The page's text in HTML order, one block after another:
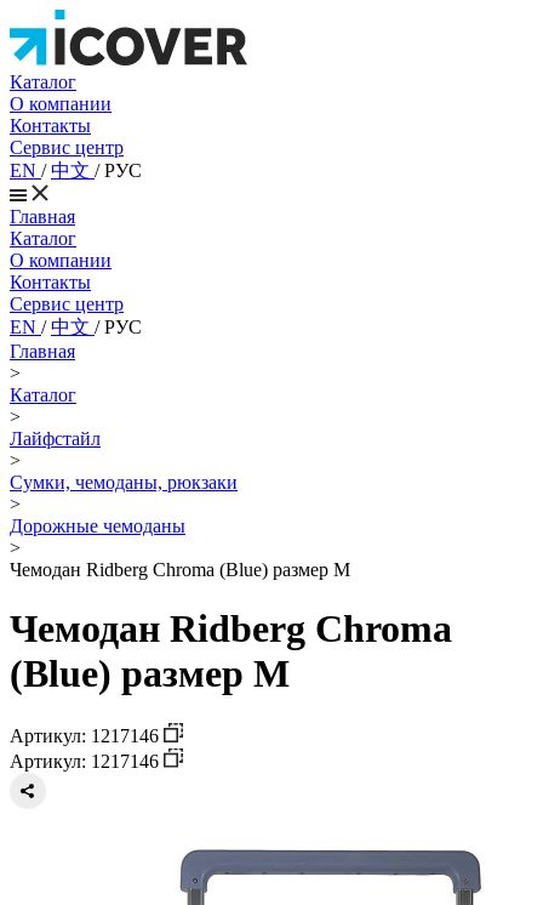
Каталог
О компании
Контакты
Сервис центр
EN /中文 /РУС
Главная
Каталог
О компании
Контакты
Сервис центр
EN /中文 /РУС
Главная
>
Каталог
>
Лайфстайл
>
Сумки, чемоданы, рюкзаки
>
Дорожные чемоданы
>
Чемодан Ridberg Chroma (Blue) размер M
Чемодан Ridberg Chroma
(Blue) размер M
Артикул: 1217146
Артикул: 1217146